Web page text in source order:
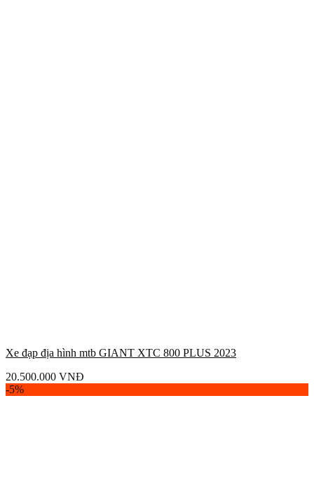
Xe đạp địa hình mtb GIANT XTC 800 PLUS 2023
20.500.000 VNĐ
-5%